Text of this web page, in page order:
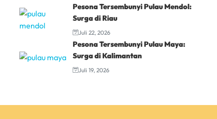
Pesona Tersembunyi Pulau Mendol:
Surga di Riau
Juli 22, 2026
Pesona Tersembunyi Pulau Maya:
Surga di Kalimantan
Juli 19, 2026